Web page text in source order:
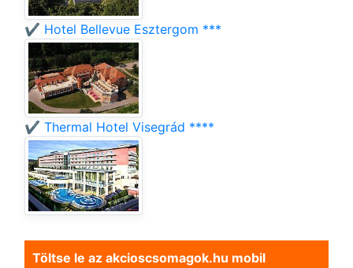
✔️ Hotel Bellevue Esztergom ***
✔️ Thermal Hotel Visegrád ****
Töltse le az akcioscsomagok.hu mobil